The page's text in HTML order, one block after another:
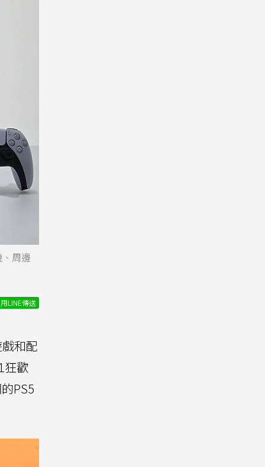
周邊
用LINE傳送
和配
狂歡
PS5